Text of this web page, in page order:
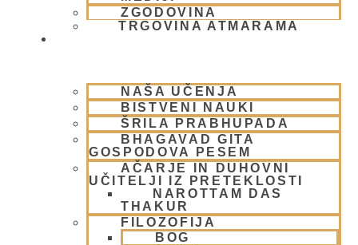
ZGODOVINA
TRGOVINA ATMARAMA
NAŠA UČENJA
BISTVENI NAUKI
ŠRILA PRABHUPADA
BHAGAVAD GITA
GOSPODOVA PESEM
AČARJE IN DUHOVNI
UČITELJI IZ PRETEKLOSTI
NAROTTAM DAS
THAKUR
FILOZOFIJA
BOG